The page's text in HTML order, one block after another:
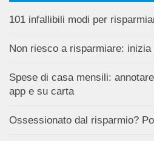
101 infallibili modi per
Non riesco a risparmiare:
Spese di casa mensili:
app e su carta
Ossessionato dal risparmio?